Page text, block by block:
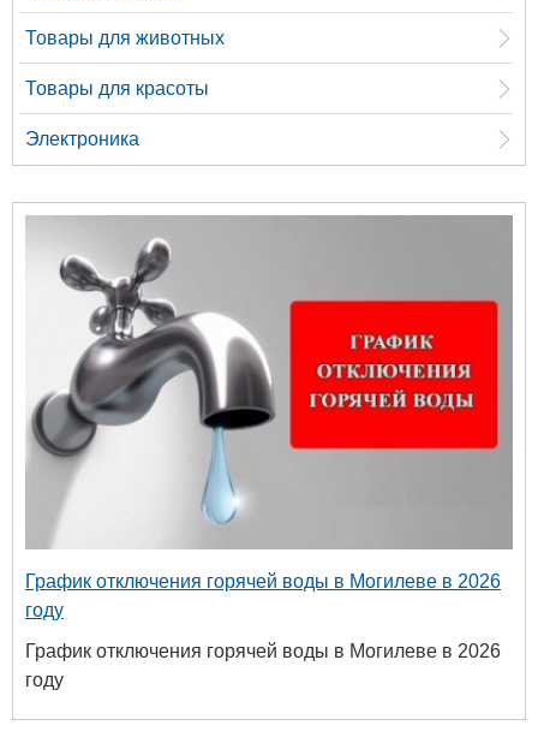
Товары для животных
Товары для красоты
Электроника
График отключения горячей воды в Могилеве в 2026
году
График отключения горячей воды в Могилеве в 2026
году